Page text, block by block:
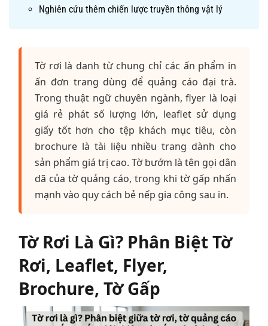
Nghiên cứu thêm chiến lược truyền thông vật lý
Tờ rơi là danh từ chung chỉ các ấn phẩm in
ấn đơn trang dùng để quảng cáo đại trà.
Trong thuật ngữ chuyên ngành, flyer là loại
giá rẻ phát số lượng lớn, leaflet sử dụng
giấy tốt hơn cho tệp khách mục tiêu, còn
brochure là tài liệu nhiều trang dành cho
sản phẩm giá trị cao. Tờ bướm là tên gọi dân
dã của tờ quảng cáo, trong khi tờ gấp nhấn
mạnh vào quy cách bẻ nếp gia công sau in.
Tờ Rơi Là Gì? Phân Biệt Tờ
Rơi, Leaflet, Flyer,
Brochure, Tờ Gấp